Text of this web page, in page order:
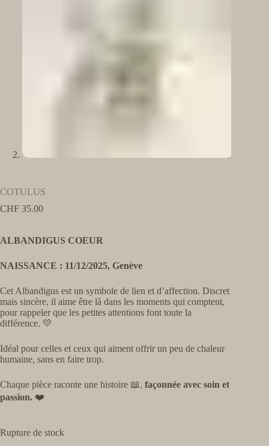
COTULUS
CHF 35.00
ALBANDIGUS COEUR
NAISSANCE : 11/12/2025, Genève
Cet Albandigus est un symbole de lien et d’affection. Discret
mais sincère, il aime être là dans les moments qui comptent,
pour rappeler que les petites attentions font toute la
différence. 💛
Idéal pour celles et ceux qui aiment offrir un peu de chaleur
humaine, sans en faire trop.
Chaque pièce raconte une histoire 📖, façonnée avec soin et
passion. ❤️
Rupture de stock